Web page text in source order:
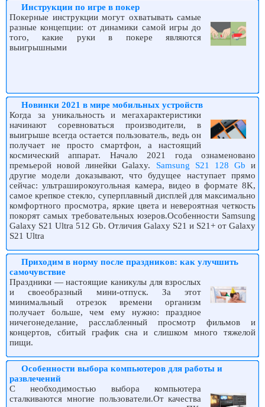
Инструкции по игре в покер
Покерные инструкции могут охватывать самые
разные концепции: от динамики самой игры до
того, какие руки в покере являются
выигрышными
Новинки 2021 в мире мобильных устройств
Когда за уникальность и мегахарактеристики
начинают соревноваться производители, в
выигрыше всегда остается пользователь, ведь он
получает не просто смартфон, а настоящий
космический аппарат. Начало 2021 года ознаменовано
премьерой новой линейки Galaxy. Samsung S21 128 Gb и
другие модели доказывают, что будущее наступает прямо
сейчас: ультраширокоугольная камера, видео в формате 8K,
самое крепкое стекло, суперплавный дисплей для максимально
комфортного просмотра, яркие цвета и невероятная четкость
покорят самых требовательных юзеров.Особенности Samsung
Galaxy S21 Ultra 512 Gb. Отличия Galaxy S21 и S21+ от Galaxy
S21 Ultra
Приходим в норму после праздников: как улучшить
самочувствие
Праздники — настоящие каникулы для взрослых
и своеобразный мини-отпуск. За этот
минимальный отрезок времени организм
получает больше, чем ему нужно: праздное
ничегонеделание, расслабленный просмотр фильмов и
концертов, сбитый график сна и слишком много тяжелой
пищи.
Особенности выбора компьютеров для работы и
развлечений
С необходимостью выбора компьютера
сталкиваются многие пользователи.От качества